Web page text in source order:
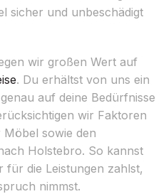
sicher und unbeschädigt
wir großen Wert auf
. Du erhältst von uns ein
auf deine Bedürfnisse
wir Faktoren
sowie den
Holstebro. So kannst
für die Leistungen zahlst,
nimmst.